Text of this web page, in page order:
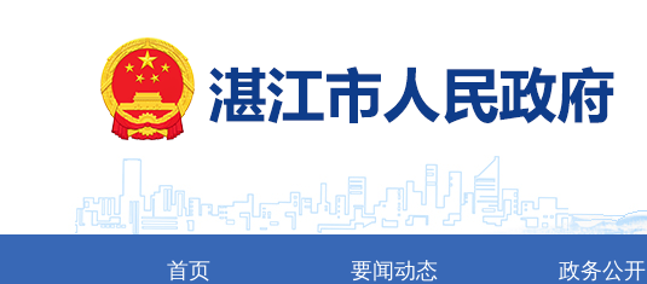
首页 要闻动态 政务公开